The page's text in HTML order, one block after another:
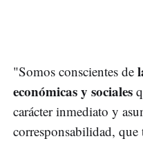
"Somos conscientes de
económicas y sociales
carácter inmediato y
corresponsabilidad,